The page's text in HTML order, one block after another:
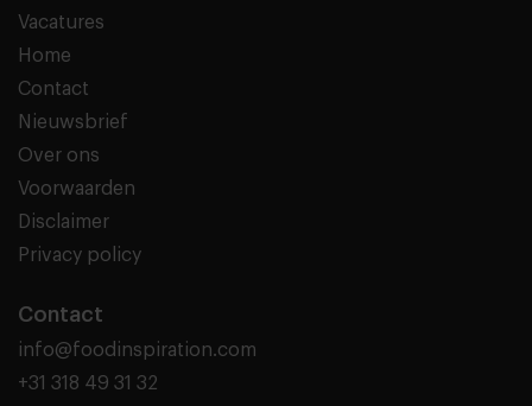
Vacatures
Home
Contact
Nieuwsbrief
Over ons
Voorwaarden
Disclaimer
Privacy policy
Contact
info@foodinspiration.com
+31 318 49 31 32